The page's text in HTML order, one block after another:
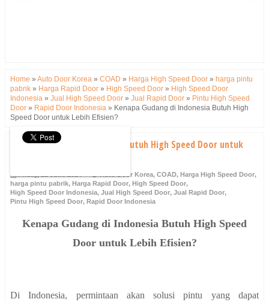
Home » Auto Door Korea » COAD » Harga High Speed Door » harga pintu
pabrik » Harga Rapid Door » High Speed Door » High Speed Door
Indonesia » Jual High Speed Door » Jual Rapid Door » Pintu High Speed
Door » Rapid Door Indonesia » Kenapa Gudang di Indonesia Butuh High
Speed Door untuk Lebih Efisien?
Kenapa Gudang di Indonesia Butuh High Speed Door untuk
Auto Door Korea, COAD, Harga High Speed Door,
harga pintu pabrik, Harga Rapid Door, High Speed Door,
High Speed Door Indonesia, Jual High Speed Door, Jual Rapid Door,
Pintu High Speed Door, Rapid Door Indonesia
Kenapa Gudang di Indonesia Butuh High Speed
Door untuk Lebih Efisien?
Di Indonesia, permintaan akan solusi pintu yang dapat